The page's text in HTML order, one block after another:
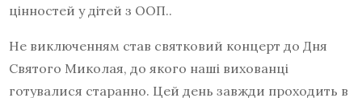
цінностей у дітей з ООП..
Не виключенням став святковий концерт до Дня
Святого Миколая, до якого наші вихованці
готувалися старанно. Цей день завжди проходить в